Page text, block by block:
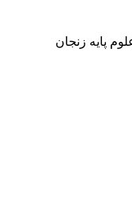
پایه زنجان